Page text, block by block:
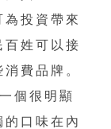
投資帶來
百姓可以接
費品牌。
個很明顯
口味在內